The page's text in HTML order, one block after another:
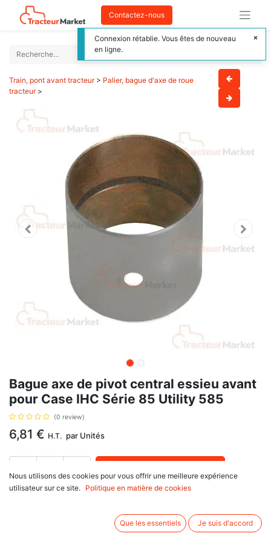
Contactez-nous
Train, pont avant tracteur> Palier, bague d'axe de roue
tracteur>
Bague axe de pivot central essieu avant
pour Case IHC Série 85 Utility 585
(0 review)
6,81 € H.T. par Unités
Délai de livraison : 1 semaine
Référence d'origine : 405570R1, 185592M1, 196049M1, B.4900.
Informations complémentaires:
Nous utilisons des cookies pour vous offrir une meilleure expérience
utilisateur sur ce site.
Politique en matière de cookies
Que les essentiels Je suis d'accord
Connexion rétablie. Vous êtes de nouveau
en ligne.